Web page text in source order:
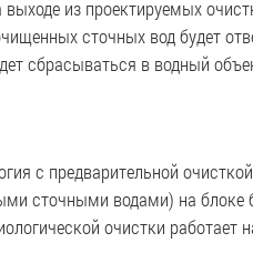
из проектируемых
сточных вод будет
сбрасываться в водный
с предварительной
сточными водами) на блоке
очистки работает